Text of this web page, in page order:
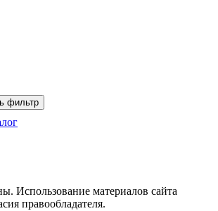
фильтр
Использование материалов сайта
правообладателя.